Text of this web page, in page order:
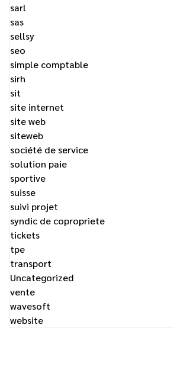
sarl
sas
sellsy
seo
simple comptable
sirh
sit
site internet
site web
siteweb
société de service
solution paie
sportive
suisse
suivi projet
syndic de copropriete
tickets
tpe
transport
Uncategorized
vente
wavesoft
website